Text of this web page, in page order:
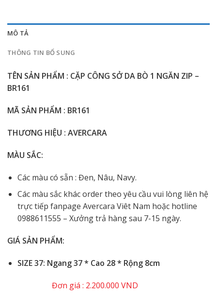
MÔ TẢ
THÔNG TIN BỔ SUNG
TÊN SẢN PHẨM : CẶP CÔNG SỞ DA BÒ 1 NGĂN ZIP –
BR161
MÃ SẢN PHẨM : BR161
THƯƠNG HIỆU : AVERCARA
MÀU SẮC:
Các màu có sẵn : Đen, Nâu, Navy.
Các màu sắc khác order theo yêu cầu vui lòng liên hệ
trực tiếp fanpage Avercara Viêt Nam hoặc hotline
0988611555 – Xưởng trả hàng sau 7-15 ngày.
GIÁ SẢN PHẨM:
SIZE 37: Ngang 37 * Cao 28 * Rộng 8cm
Đơn giá : 2.200.000 VND